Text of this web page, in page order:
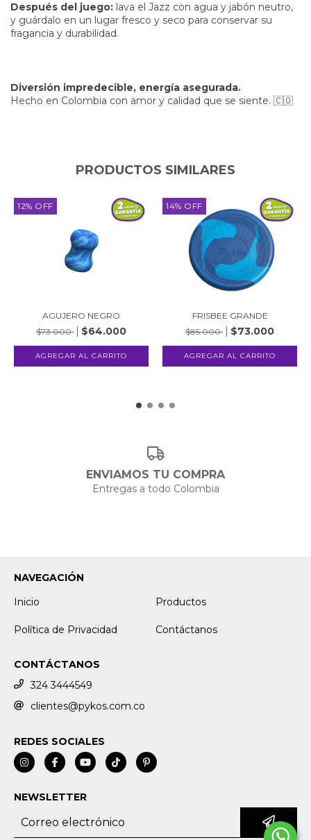
Después del juego: lava el Jazz con agua y jabón neutro,
y guárdalo en un lugar fresco y seco para conservar su
fragancia y durabilidad.
Diversión impredecible, energía asegurada.
Hecho en Colombia con amor y calidad que se siente. 🇨🇴
PRODUCTOS SIMILARES
12% OFF
AGUJERO NEGRO
$73.000
$64.000
14% OFF
FRISBEE GRANDE
$85.000
$73.000
ENVIAMOS TU COMPRA
Entregas a todo Colombia
NAVEGACIÓN
Inicio
Productos
Política de Privacidad Contáctanos
CONTÁCTANOS
324 3444549
clientes@pykos.com.co
REDES SOCIALES
NEWSLETTER